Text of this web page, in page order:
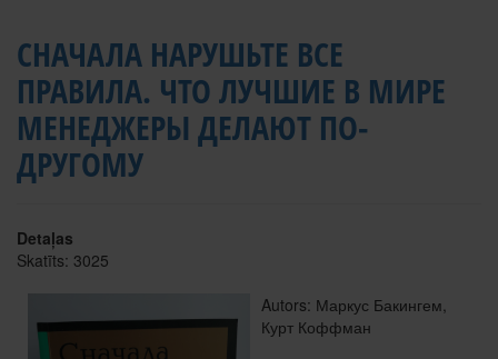
СНАЧАЛА НАРУШЬТЕ ВСЕ
ПРАВИЛА. ЧТО ЛУЧШИЕ В МИРЕ
МЕНЕДЖЕРЫ ДЕЛАЮТ ПО-
ДРУГОМУ
Detaļas
Skatīts: 3025
Autors: Маркус Бакингем,
Курт Коффман